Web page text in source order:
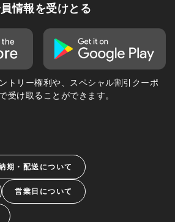
情報を受けとる
トリー権利や、スペシャル割引クーポ
受け取ることができます。
期・配送について
営業日について